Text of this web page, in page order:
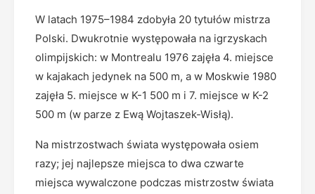
W latach 1975–1984 zdobyła 20 tytułów mistrza
Polski. Dwukrotnie występowała na igrzyskach
olimpijskich: w Montrealu 1976 zajęła 4. miejsce
w kajakach jedynek na 500 m, a w Moskwie 1980
zajęła 5. miejsce w K-1 500 m i 7. miejsce w K-2
500 m (w parze z Ewą Wojtaszek-Wisłą).
Na mistrzostwach świata występowała osiem
razy; jej najlepsze miejsca to dwa czwarte
miejsca wywalczone podczas mistrzostw świata